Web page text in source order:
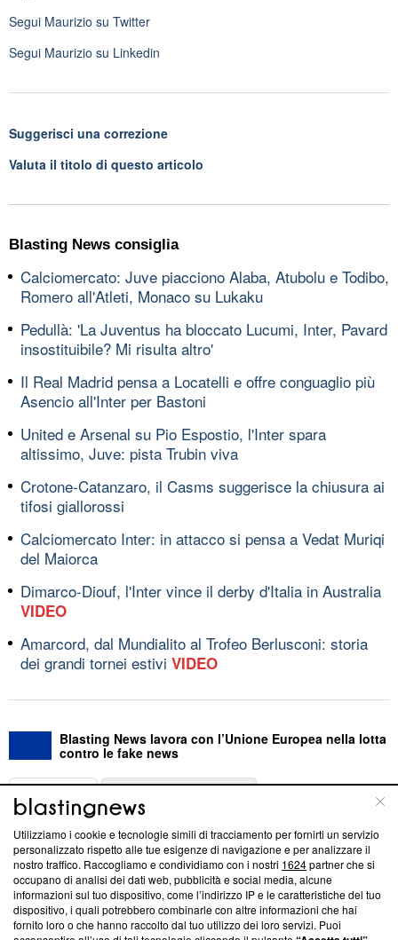
Segui Maurizio su Twitter
Segui Maurizio su Linkedin
Suggerisci una correzione
Valuta il titolo di questo articolo
Blasting News consiglia
Calciomercato: Juve piacciono Alaba, Atubolu e Todibo,
Romero all'Atleti, Monaco su Lukaku
Pedullà: 'La Juventus ha bloccato Lucumi, Inter, Pavard
insostituibile? Mi risulta altro'
Il Real Madrid pensa a Locatelli e offre conguaglio più
Asencio all'Inter per Bastoni
United e Arsenal su Pio Espostio, l'Inter spara
altissimo, Juve: pista Trubin viva
Crotone-Catanzaro, il Casms suggerisce la chiusura ai
tifosi giallorossi
Calciomercato Inter: in attacco si pensa a Vedat Muriqi
del Maiorca
Dimarco-Diouf, l'Inter vince il derby d'Italia in Australia
VIDEO
Amarcord, dal Mundialito al Trofeo Berlusconi: storia
dei grandi tornei estivi VIDEO
Blasting News lavora con l’Unione Europea nella lotta
contro le fake news
ABOUT
Questa sezione offre informazioni trasparenti su Blasting
News, sui nostri processi editoriali e su come ci impegniamo a
creare news di qualità. Inoltre, afferma la nostra aderenza a
‘Trust Project - News with Integrity’Blasting News non è
ancora membro del programma, ma ha richiesto di farne
Utilizziamo i cookie e tecnologie simili di tracciamento per fornirti un servizio
personalizzato rispetto alle tue esigenze di navigazione e per analizzare il
nostro traffico. Raccogliamo e condividiamo con i nostri 1624partner che si
occupano di analisi dei dati web, pubblicità e social media, alcune
informazioni sul tuo dispositivo, come l’indirizzo IP e le caratteristiche del tuo
dispositivo, i quali potrebbero combinarle con altre informazioni che hai
fornito loro o che hanno raccolto dal tuo utilizzo dei loro servizi. Puoi